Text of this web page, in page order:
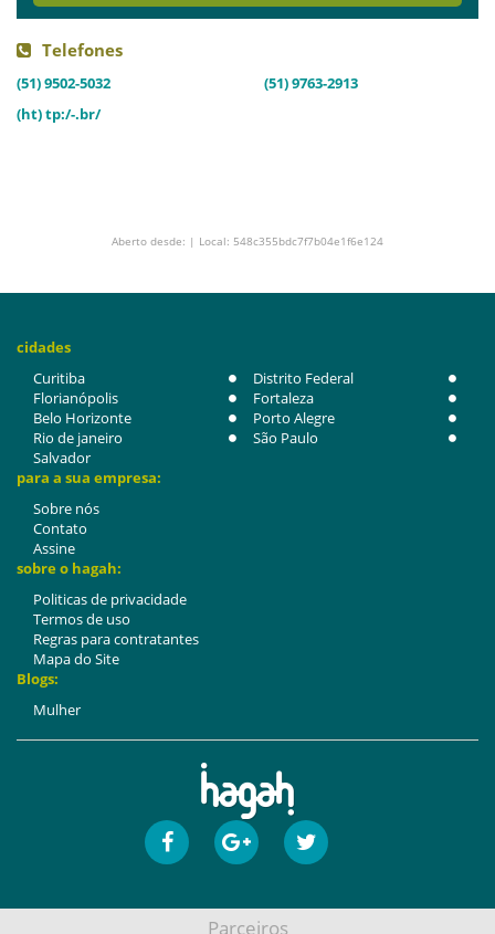
Telefones
(51) 9502-5032
(51) 9763-2913
(ht) tp:/-.br/
Aberto desde: | Local: 548c355bdc7f7b04e1f6e124
cidades
Curitiba
Distrito Federal
Florianópolis
Fortaleza
Belo Horizonte
Porto Alegre
Rio de janeiro
São Paulo
Salvador
para a sua empresa:
Sobre nós
Contato
Assine
sobre o hagah:
Politicas de privacidade
Termos de uso
Regras para contratantes
Mapa do Site
Blogs:
Mulher
Parceiros